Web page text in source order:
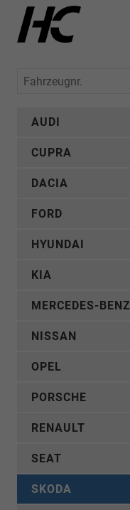
Fahrzeugnr.
AUDI
CUPRA
DACIA
FORD
HYUNDAI
KIA
MERCEDES-BENZ
NISSAN
OPEL
PORSCHE
RENAULT
SEAT
SKODA